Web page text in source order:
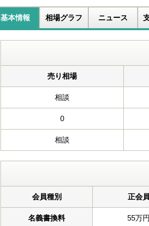
基本情報 相場グラフ ニュース
売り相場
相談
0
相談
会員種別 正会員
名義書換料 55万円